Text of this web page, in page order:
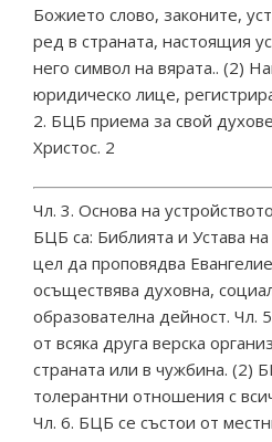
Божието слово, законите,
ред в страната, настоящия
него символ на вярата.. (2)
юридическо лице,
2. БЦБ приема за свой
Христос. 2
Чл. 3. Основа на
БЦБ са: Библията и Устава
цел да проповядва
осъществява духовна,
образователна дейност. Чл.
от всяка друга верска
страната или в чужбина. (2)
толерантни отношения с
Чл. 6. БЦБ се състои от